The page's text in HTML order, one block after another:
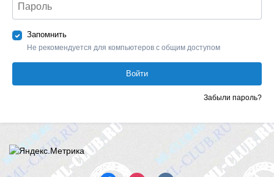
Запомнить
Не рекомендуется для компьютеров с общим доступом
Войти
Забыли пароль?